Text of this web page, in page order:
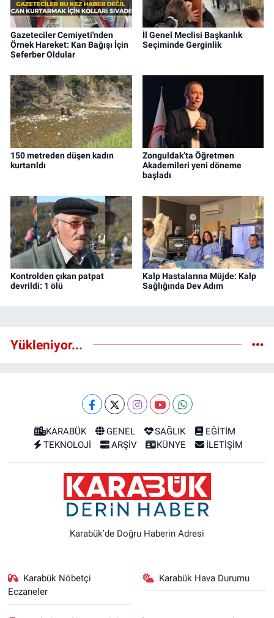
Gazeteciler Cemiyeti'nden
Örnek Hareket: Kan Bağışı İçin
Seferber Oldular
İl Genel Meclisi Başkanlık
Seçiminde Gerginlik
150 metreden düşen kadın
kurtarıldı
Zonguldak’ta Öğretmen
Akademileri yeni döneme
başladı
Kontrolden çıkan patpat
devrildi: 1 ölü
Kalp Hastalarına Müjde: Kalp
Sağlığında Dev Adım
Yükleniyor...
KARABÜK GENEL SAĞLIK
EĞİTİM
TEKNOLOJİ
ARŞİV KÜNYE İLETİŞİM
Karabük'de Doğru Haberin Adresi
Karabük Nöbetçi
Eczaneler
Karabük Hava Durumu